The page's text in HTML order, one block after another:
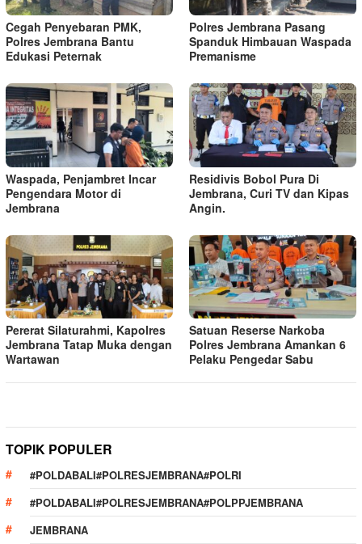
Cegah Penyebaran PMK,
Polres Jembrana Bantu
Edukasi Peternak
Polres Jembrana Pasang
Spanduk Himbauan Waspada
Premanisme
Waspada, Penjambret Incar
Pengendara Motor di
Jembrana
Residivis Bobol Pura Di
Jembrana, Curi TV dan Kipas
Angin.
Pererat Silaturahmi, Kapolres
Jembrana Tatap Muka dengan
Wartawan
Satuan Reserse Narkoba
Polres Jembrana Amankan 6
Pelaku Pengedar Sabu
TOPIK POPULER
#POLDABALI#POLRESJEMBRANA#POLRI
#POLDABALI#POLRESJEMBRANA#POLPPJEMBRANA
JEMBRANA